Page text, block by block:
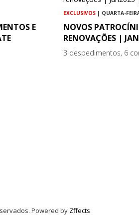
E
EXCLUSIVOS | QUARTA-
NOVOS
RENOVAÇÕES |
3 despedimentos, 6
Powered by Zffects